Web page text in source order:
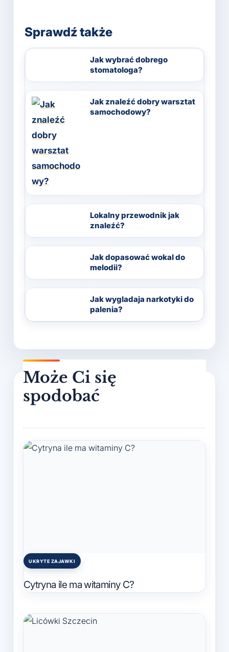
Sprawdź także
Jak wybrać dobrego
stomatologa?
Jak znaleźć dobry warsztat
samochodowy?
Lokalny przewodnik jak
znaleźć?
Jak dopasować wokal do
melodii?
Jak wygladaja narkotyki do
palenia?
Posted
UKRYTE ZAJAWKI
Cytryna ile ma witaminy C?